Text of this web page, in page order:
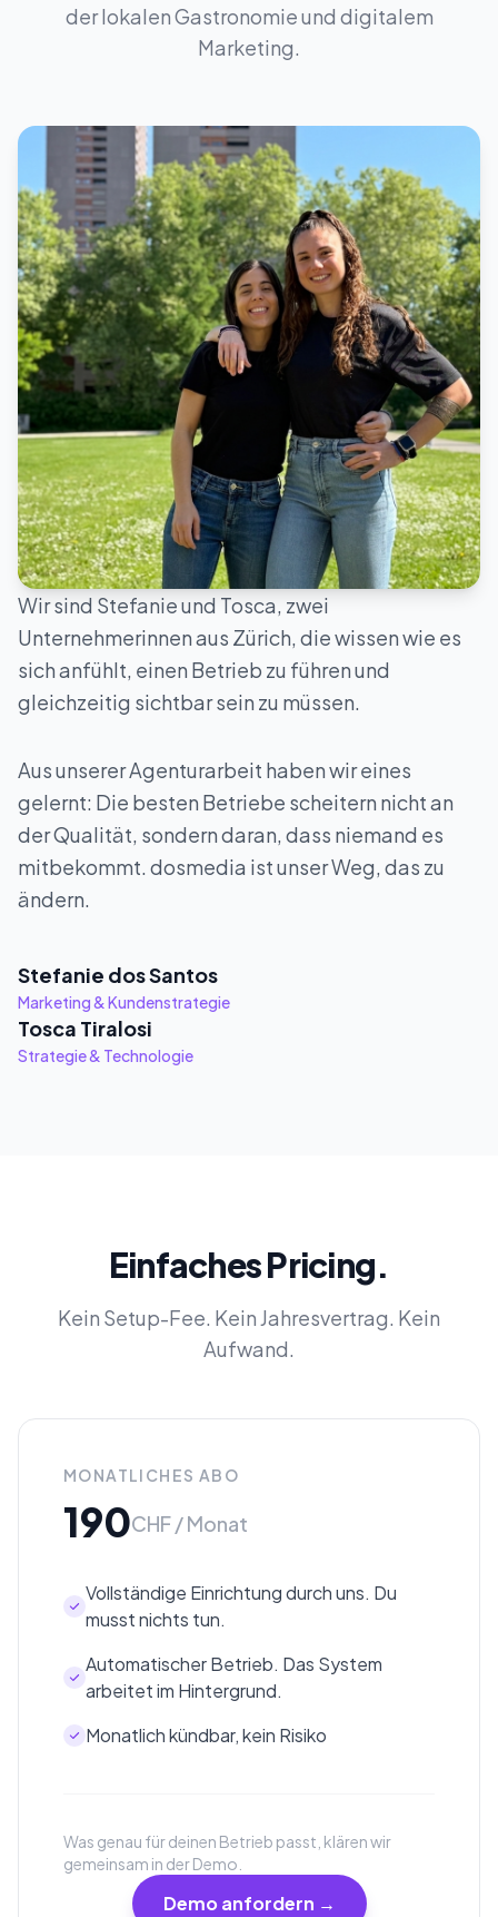
der lokalen Gastronomie und digitalem
Marketing.
Wir sind Stefanie und Tosca, zwei
Unternehmerinnen aus Zürich, die wissen wie es
sich anfühlt, einen Betrieb zu führen und
gleichzeitig sichtbar sein zu müssen.
Aus unserer Agenturarbeit haben wir eines
gelernt: Die besten Betriebe scheitern nicht an
der Qualität, sondern daran, dass niemand es
mitbekommt. dosmedia ist unser Weg, das zu
ändern.
Stefanie dos Santos
Marketing & Kundenstrategie
Tosca Tiralosi
Strategie & Technologie
Einfaches Pricing.
Kein Setup-Fee. Kein Jahresvertrag. Kein
Aufwand.
MONATLICHES ABO
190CHF / Monat
Vollständige Einrichtung durch uns. Du
musst nichts tun.
Automatischer Betrieb. Das System
arbeitet im Hintergrund.
Monatlich kündbar, kein Risiko
Was genau für deinen Betrieb passt, klären wir
gemeinsam in der Demo.
Demo anfordern →